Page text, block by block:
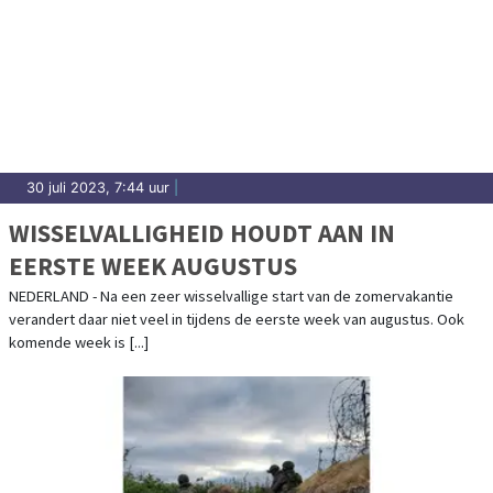
30 juli 2023, 7:44 uur
WISSELVALLIGHEID HOUDT AAN IN
EERSTE WEEK AUGUSTUS
NEDERLAND - Na een zeer wisselvallige start van de zomervakantie
verandert daar niet veel in tijdens de eerste week van augustus. Ook
komende week is [...]